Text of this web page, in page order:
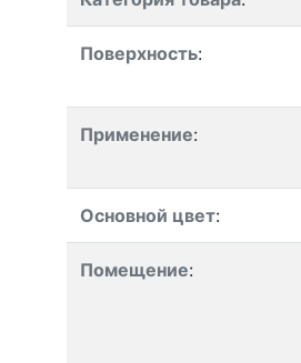
Поверхность:
Применение:
Основной цвет:
Помещение: